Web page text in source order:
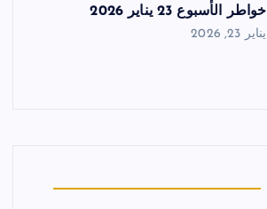
خواطر الأسبوع 23 يناير 2026
يناير 23, 2026